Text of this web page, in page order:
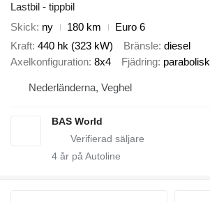
Lastbil - tippbil
Skick ny 180 km
Euro 6
Kraft 440 hk (323 kW) Bränsle diesel
Axelkonfiguration 8x4 Fjädring parabolisk
Nederländerna, Veghel
BAS World
4 år på Autoline